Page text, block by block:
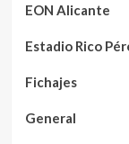
EON Alicante
Estadio Rico
Fichajes
General